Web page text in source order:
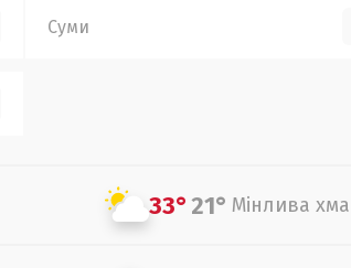
Суми
33°21° Мінлива